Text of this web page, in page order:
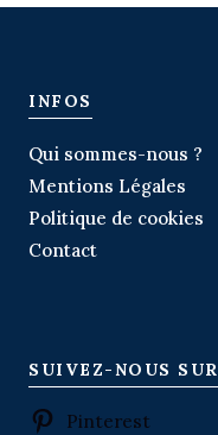
INFOS
Qui sommes-nous ?
Mentions Légales
Politique de cookies
Contact
SUIVEZ-NOUS SUR
Pinterest